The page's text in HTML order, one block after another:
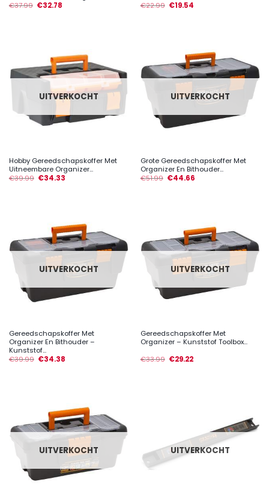
€37.99 €32.78
€22.99 €19.54
UITVERKOCHT
Hobby Gereedschapskoffer Met
Uitneembare Organizer...
€39.99 €34.33
UITVERKOCHT
Grote Gereedschapskoffer Met
Organizer En Bithouder...
€51.99 €44.66
UITVERKOCHT
Gereedschapskoffer Met
Organizer En Bithouder –
Kunststof...
€39.99 €34.38
UITVERKOCHT
Gereedschapskoffer Met
Organizer – Kunststof Toolbox...
€33.99 €29.22
UITVERKOCHT UITVERKOCHT